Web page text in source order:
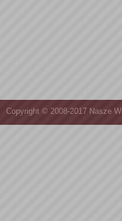
Copyright © 2008-2017 Nasze